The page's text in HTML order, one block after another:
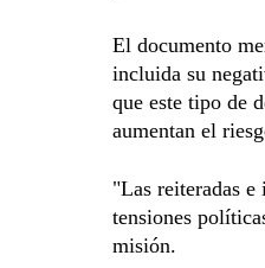
El documento
incluida su
que este tipo de
aumentan el
"Las reiteradas e
tensiones
misión.